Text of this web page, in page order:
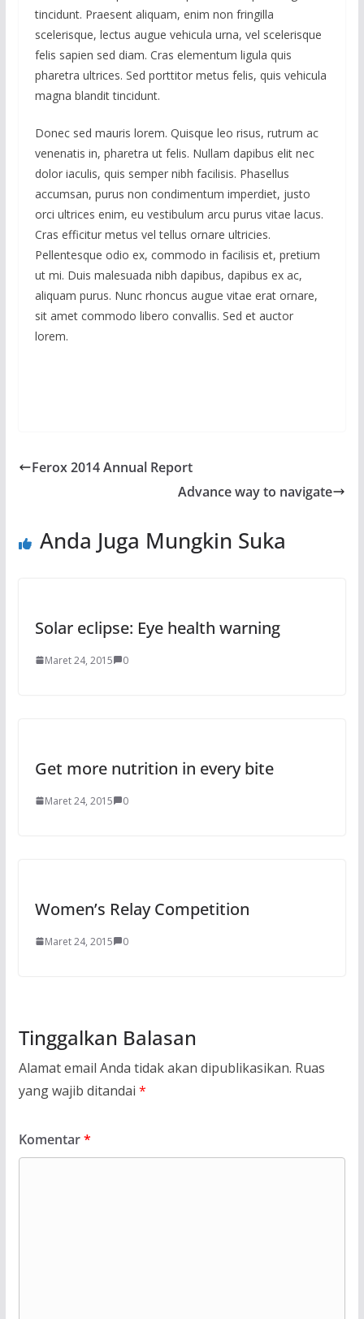
tincidunt. Praesent aliquam, enim non fringilla
scelerisque, lectus augue vehicula urna, vel scelerisque
felis sapien sed diam. Cras elementum ligula quis
pharetra ultrices. Sed porttitor metus felis, quis vehicula
magna blandit tincidunt.
Donec sed mauris lorem. Quisque leo risus, rutrum ac
venenatis in, pharetra ut felis. Nullam dapibus elit nec
dolor iaculis, quis semper nibh facilisis. Phasellus
accumsan, purus non condimentum imperdiet, justo
orci ultrices enim, eu vestibulum arcu purus vitae lacus.
Cras efficitur metus vel tellus ornare ultricies.
Pellentesque odio ex, commodo in facilisis et, pretium
ut mi. Duis malesuada nibh dapibus, dapibus ex ac,
aliquam purus. Nunc rhoncus augue vitae erat ornare,
sit amet commodo libero convallis. Sed et auctor
lorem.
Ferox 2014 Annual Report
Advance way to navigate
Anda Juga Mungkin Suka
Solar eclipse: Eye health warning
Maret 24, 2015 0
Get more nutrition in every bite
Maret 24, 2015 0
Women’s Relay Competition
Maret 24, 2015 0
Tinggalkan Balasan
Alamat email Anda tidak akan dipublikasikan. Ruas
yang wajib ditandai *
Komentar*